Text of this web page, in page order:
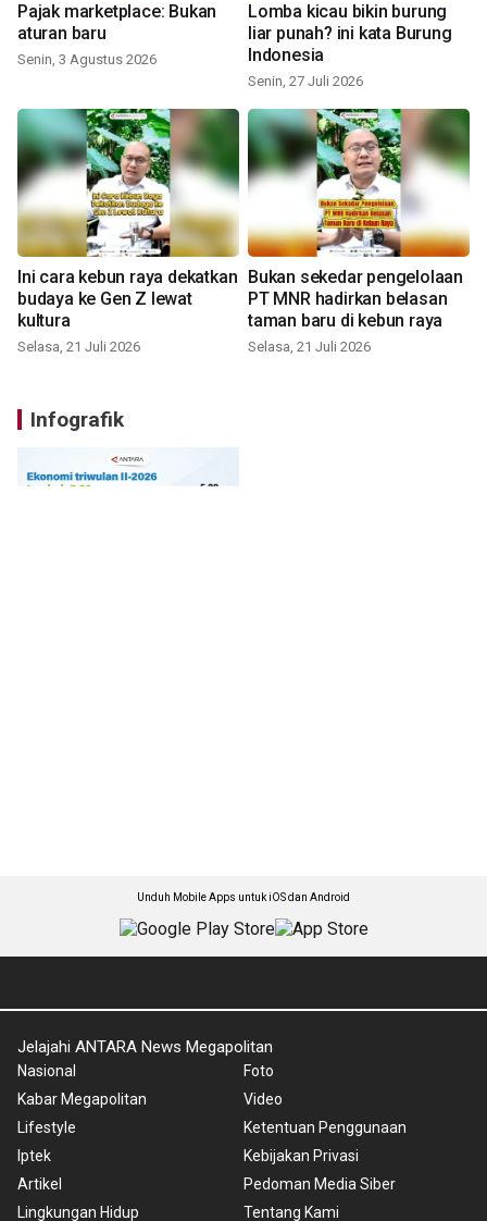
Pajak marketplace: Bukan
aturan baru
Senin, 3 Agustus 2026
Lomba kicau bikin burung
liar punah? ini kata Burung
Indonesia
Senin, 27 Juli 2026
Ini cara kebun raya dekatkan
budaya ke Gen Z lewat
kultura
Selasa, 21 Juli 2026
Bukan sekedar pengelolaan
PT MNR hadirkan belasan
taman baru di kebun raya
Selasa, 21 Juli 2026
Infografik
Unduh Mobile Apps untuk iOS dan Android
Jelajahi ANTARA News Megapolitan
Nasional
Kabar Megapolitan
Lifestyle
Iptek
Artikel
Lingkungan Hidup
Foto
Video
Ketentuan Penggunaan
Kebijakan Privasi
Pedoman Media Siber
Tentang Kami